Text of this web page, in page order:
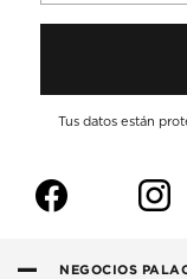
Tus datos están
f i
NEGOCIOS